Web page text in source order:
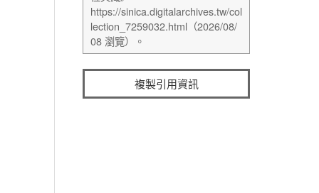
複製引用資訊